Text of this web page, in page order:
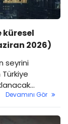
küresel
2026)
seyrini
Türkiye
yatay bir
Devamını Gör